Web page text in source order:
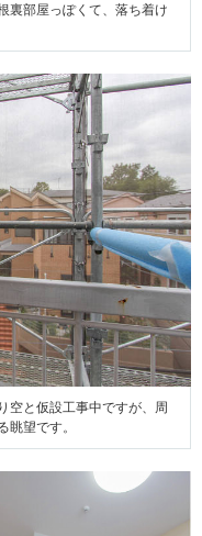
裏部屋っぽくて、落ち着け
空と仮設工事中ですが、周
眺望です。